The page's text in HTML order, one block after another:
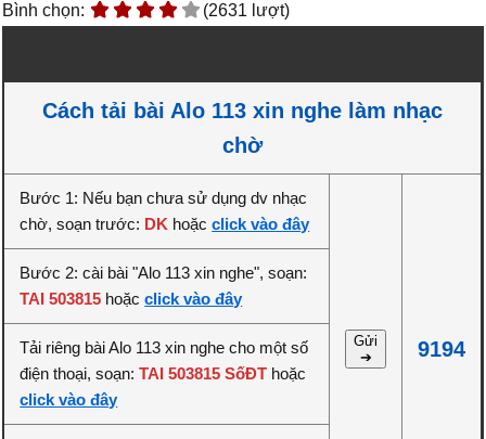
Bình chọn:
(2631 lượt)
Cách tải bài Alo 113 xin nghe làm nhạc
chờ
Bước 1: Nếu bạn chưa sử dụng dv nhạc
chờ, soạn trước: DK hoặcclick vào đây
Gửi
➔
9194
Bước 2: cài bài "Alo 113 xin nghe", soạn:
TAI 503815 hoặcclick vào đây
Tải riêng bài Alo 113 xin nghe cho một số
điện thoại, soạn:TAI 503815 SốĐT hoặc
click vào đây